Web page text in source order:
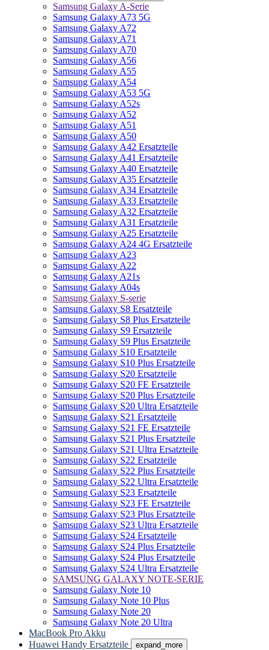
Samsung Galaxy A-Serie
Samsung Galaxy A73 5G
Samsung Galaxy A72
Samsung Galaxy A71
Samsung Galaxy A70
Samsung Galaxy A56
Samsung Galaxy A55
Samsung Galaxy A54
Samsung Galaxy A53 5G
Samsung Galaxy A52s
Samsung Galaxy A52
Samsung Galaxy A51
Samsung Galaxy A50
Samsung Galaxy A42 Ersatzteile
Samsung Galaxy A41 Ersatzteile
Samsung Galaxy A40 Ersatzteile
Samsung Galaxy A35 Ersatzteile
Samsung Galaxy A34 Ersatzteile
Samsung Galaxy A33 Ersatzteile
Samsung Galaxy A32 Ersatzteile
Samsung Galaxy A31 Ersatzteile
Samsung Galaxy A25 Ersatzteile
Samsung Galaxy A24 4G Ersatzteile
Samsung Galaxy A23
Samsung Galaxy A22
Samsung Galaxy A21s
Samsung Galaxy A04s
Samsung Galaxy S-serie
Samsung Galaxy S8 Ersatzteile
Samsung Galaxy S8 Plus Ersatzteile
Samsung Galaxy S9 Ersatzteile
Samsung Galaxy S9 Plus Ersatzteile
Samsung Galaxy S10 Ersatzteile
Samsung Galaxy S10 Plus Ersatzteile
Samsung Galaxy S20 Ersatzteile
Samsung Galaxy S20 FE Ersatzteile
Samsung Galaxy S20 Plus Ersatzteile
Samsung Galaxy S20 Ultra Ersatzteile
Samsung Galaxy S21 Ersatzteile
Samsung Galaxy S21 FE Ersatzteile
Samsung Galaxy S21 Plus Ersatzteile
Samsung Galaxy S21 Ultra Ersatzteile
Samsung Galaxy S22 Ersatzteile
Samsung Galaxy S22 Plus Ersatzteile
Samsung Galaxy S22 Ultra Ersatzteile
Samsung Galaxy S23 Ersatzteile
Samsung Galaxy S23 FE Ersatzteile
Samsung Galaxy S23 Plus Ersatzteile
Samsung Galaxy S23 Ultra Ersatzteile
Samsung Galaxy S24 Ersatzteile
Samsung Galaxy S24 Plus Ersatzteile
Samsung Galaxy S24 Plus Ersatzteile
Samsung Galaxy S24 Ultra Ersatzteile
SAMSUNG GALAXY NOTE-SERIE
Samsung Galaxy Note 10
Samsung Galaxy Note 10 Plus
Samsung Galaxy Note 20
Samsung Galaxy Note 20 Ultra
MacBook Pro Akku
Huawei Handy Ersatzteile
expand_more